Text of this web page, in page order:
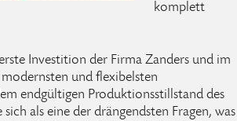
komplett
Investition der Firma Zanders und im
und flexibelsten
endgültigen Produktionsstillstand des
als eine der drängendsten Fragen, was